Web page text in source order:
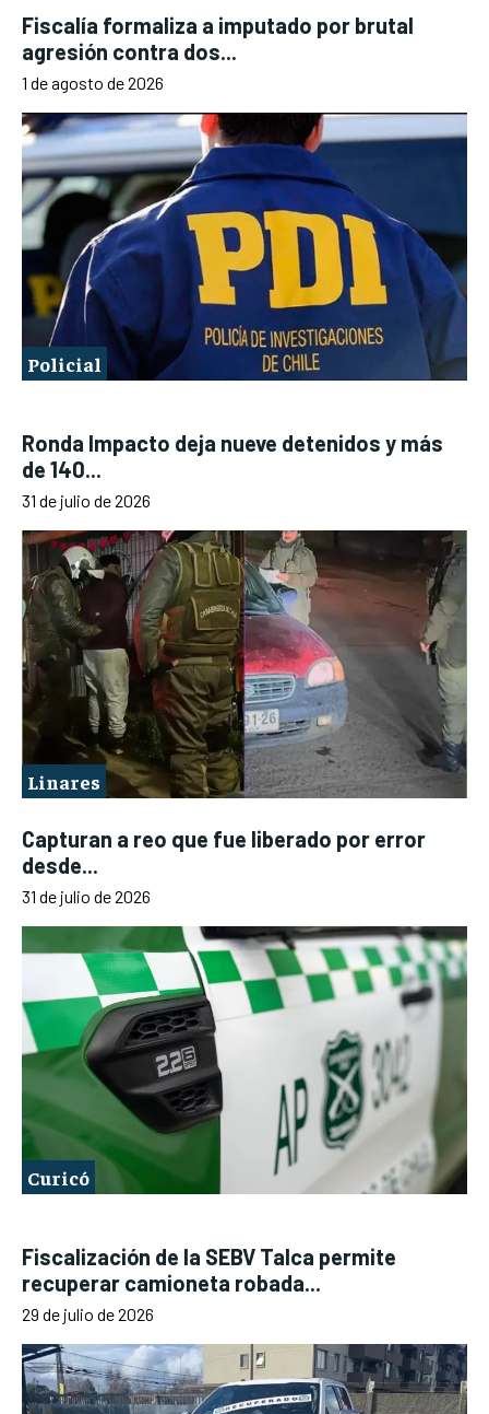
Fiscalía formaliza a imputado por brutal
agresión contra dos...
1 de agosto de 2026
Policial
Ronda Impacto deja nueve detenidos y más
de 140...
31 de julio de 2026
Linares
Capturan a reo que fue liberado por error
desde...
31 de julio de 2026
Curicó
Fiscalización de la SEBV Talca permite
recuperar camioneta robada...
29 de julio de 2026